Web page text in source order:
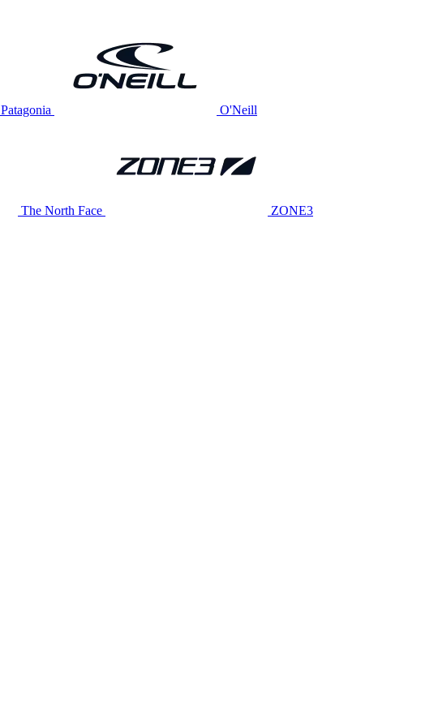
Patagonia O'Neill
The North Face ZONE3